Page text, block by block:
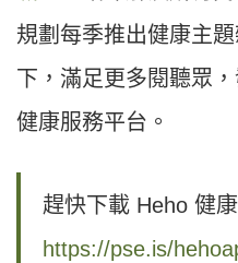
規劃每季推出健康主
下，滿足更多閱聽眾
健康服務平台。
趕快下載 Heho 健康
https://pse.is/